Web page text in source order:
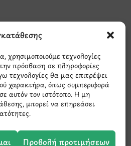
χρησιμοποιούμε τεχνολογίες
πρόσβαση σε πληροφορίες
τεχνολογίες θα μας επιτρέψει
χαρακτήρα, όπως συμπεριφορά
αυτόν τον ιστότοπο. Η μη
μπορεί να επηρεάσει
Προβολή προτιμήσεων
Μάθετε